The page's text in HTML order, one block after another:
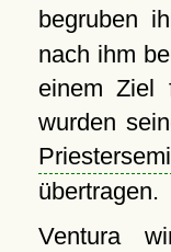
begruben
nach ihm
einem
wurden
übertragen.
Ventura